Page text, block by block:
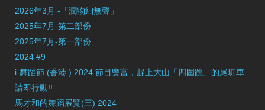
2026年3月 -「潤物細無聲」
2025年7月-第二部份
2025年7月-第一部份
2024 #9
i-舞蹈節 (香港 ) 2024 節目豐富，趕上大山「四圍跳」的尾班車
請即行動!!
馬才和的舞蹈展覽(三) 2024